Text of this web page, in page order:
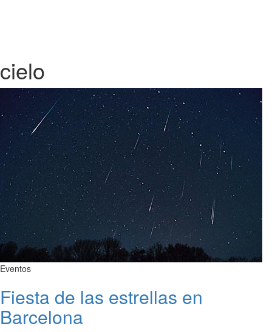
cielo
Eventos
Fiesta de las estrellas en
Barcelona